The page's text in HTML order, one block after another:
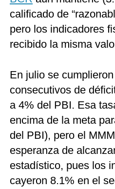
calificado de
pero los indicadores
recibido la misma
En julio se
consecutivos de
a 4% del PBI. Esa
encima de la meta
del PBI), pero el
esperanza de
estadístico, pues los
cayeron 8.1% en el